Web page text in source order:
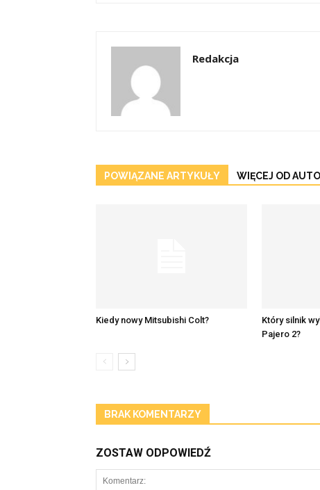
Redakcja
POWIĄZANE ARTYKUŁY WIĘCEJ OD
Kiedy nowy Mitsubishi Colt?
Który silnik
Pajero 2?
BRAK KOMENTARZY
ZOSTAW ODPOWIEDŹ